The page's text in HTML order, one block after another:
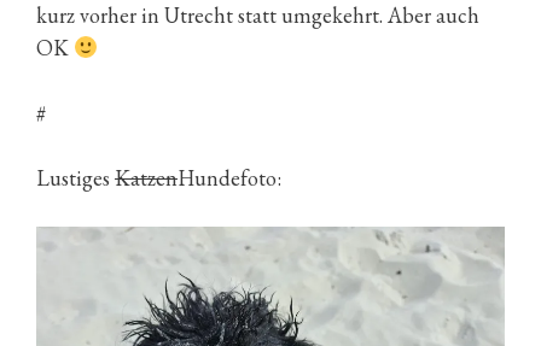
kurz vorher in Utrecht statt umgekehrt. Aber auch
OK
#
Lustiges KatzenHundefoto: